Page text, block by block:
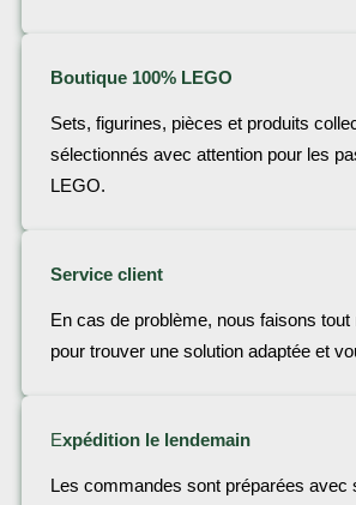
Boutique 100% LEGO
Sets, figurines, pièces et produits
sélectionnés avec attention pour les
LEGO.
Service client
En cas de problème, nous faisons tout
pour trouver une solution adaptée et
Expédition le lendemain
Les commandes sont préparées avec